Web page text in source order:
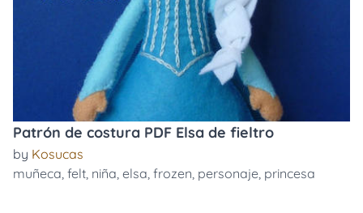
Patrón de costura PDF Elsa de fieltro
by Kosucas
muñeca, felt, niña, elsa, frozen, personaje, princesa